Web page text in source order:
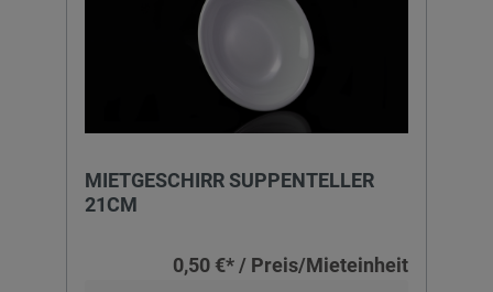
MIETGESCHIRR SUPPENTELLER
21CM
0,50 €* / Preis/Mieteinheit